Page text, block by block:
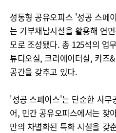
성동형 공유오피스 '성공 스페
는 기부채납시설을 활용해 연
모로 조성됐다. 총 125석의 업
튜디오실, 크리에이터실, 키즈
공간을 갖추고 있다.
'성공 스페이스'는 단순한 사무
어, 민간 공유오피스에서는 찾
만의 차별화된 특화 시설을 갖